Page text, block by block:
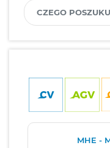
MHE -